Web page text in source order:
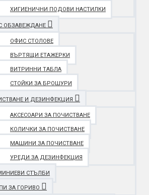
ХИГИЕНИЧНИ ПОДОВИ НАСТИЛКИ
ОБЗАВЕЖДАНЕ
ОФИС СТОЛОВЕ
ВЪРТЯЩИ ЕТАЖЕРКИ
ВИТРИННИ ТАБЛА
СТОЙКИ ЗА БРОШУРИ
И ДЕЗИНФЕКЦИЯ
АКСЕСОАРИ ЗА ПОЧИСТВАНЕ
КОЛИЧКИ ЗА ПОЧИСТВАНЕ
МАШИНИ ЗА ПОЧИСТВАНЕ
УРЕДИ ЗА ДЕЗИНФЕКЦИЯ
СТЪЛБИ
ЗА ГОРИВО